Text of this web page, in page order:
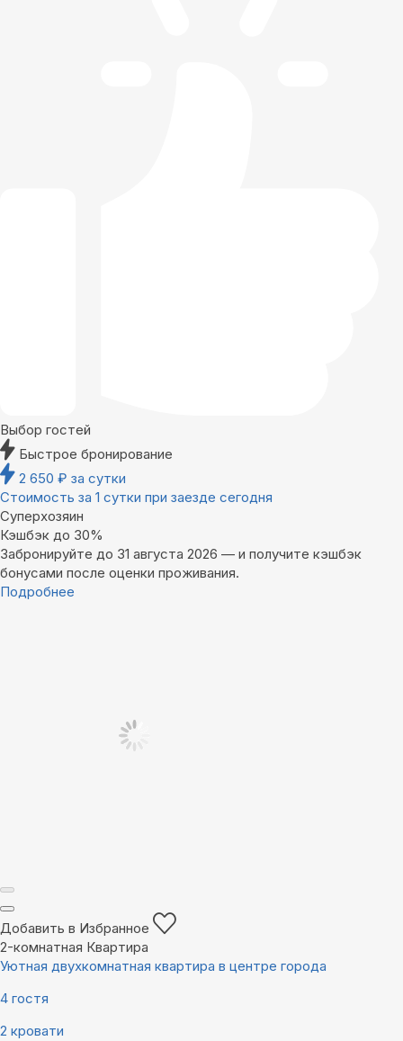
Выбор гостей
Быстрое бронирование
2 650 ₽ за сутки
Стоимость за 1 сутки при заезде сегодня
Суперхозяин
Кэшбэк до 30%
Забронируйте до 31 августа 2026 — и получите кэшбэк
бонусами после оценки проживания.
Подробнее
Добавить в Избранное
2-комнатная Квартира
Уютная двухкомнатная квартира в центре города
4 гостя
2 кровати